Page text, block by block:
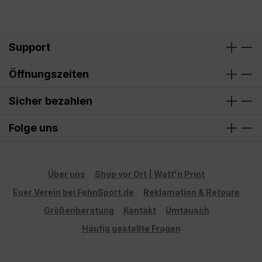
Support
Öffnungszeiten
Sicher bezahlen
Folge uns
Über uns
Shop vor Ort | Watt'n Print
Euer Verein bei FehnSport.de
Reklamation & Retoure
Größenberatung
Kontakt
Umtausch
Häufig gestellte Fragen